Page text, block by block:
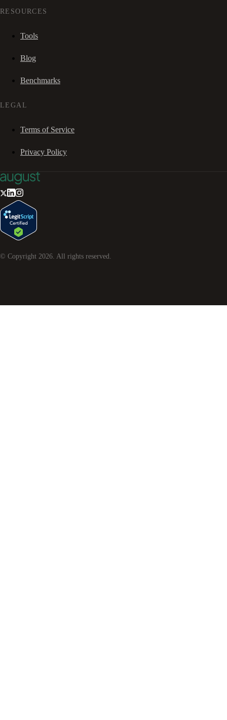
RESOURCES
Tools
Blog
Benchmarks
LEGAL
Terms of Service
Privacy Policy
© Copyright 2026. All rights reserved.